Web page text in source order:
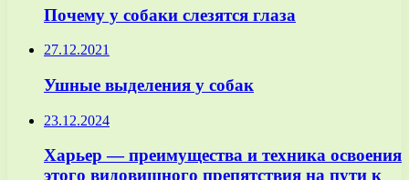
Почему у собаки слезятся глаза
27.12.2021
Ушные выделения у собак
23.12.2024
Харьер — преимущества и техника освоения
этого видовищного препятствия на пути к